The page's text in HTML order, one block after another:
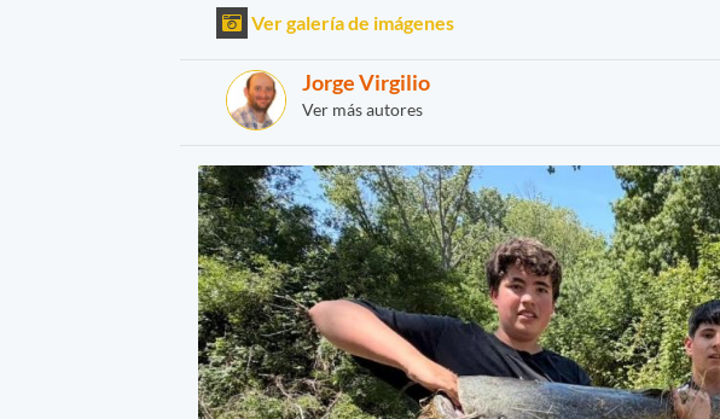
Ver galería de imágenes
Jorge Virgilio
Ver más autores